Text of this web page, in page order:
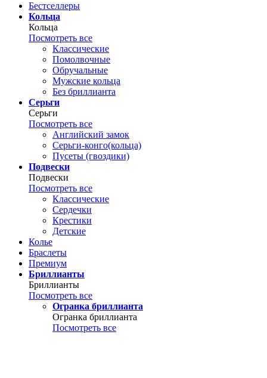
Бестселлеры
Кольца
Кольца
Посмотреть все
Классические
Помолвочные
Обручальные
Мужские кольца
Без бриллианта
Серьги
Серьги
Посмотреть все
Английский замок
Серьги-конго(кольца)
Пусеты (гвоздики)
Подвески
Подвески
Посмотреть все
Классические
Сердечки
Крестики
Детские
Колье
Браслеты
Премиум
Бриллианты
Бриллианты
Посмотреть все
Огранка бриллианта
Огранка бриллианта
Посмотреть все